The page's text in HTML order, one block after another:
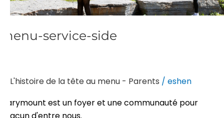
menu-service-side
L'histoire de la tête au menu - Parents / eshen
Marymount est un foyer et une communauté pour
chacun d'entre nous.